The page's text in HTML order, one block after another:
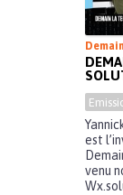
est
venu